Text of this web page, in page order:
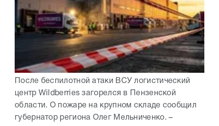
После беспилотной атаки ВСУ логистический
центр Wildberries загорелся в Пензенской
области. О пожаре на крупном складе сообщил
губернатор региона Олег Мельниченко. –